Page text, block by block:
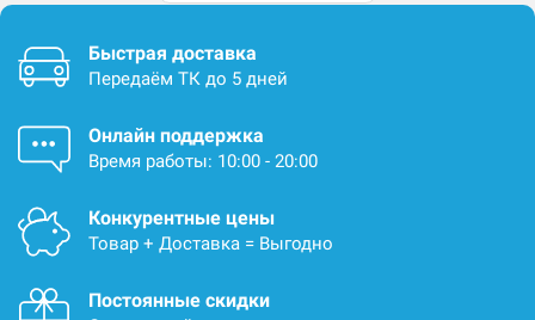
Быстрая доставка
Передаём ТК до 5 дней
Онлайн поддержка
Время работы: 10:00 - 20:00
Конкурентные цены
Товар + Доставка = Выгодно
Постоянные скидки